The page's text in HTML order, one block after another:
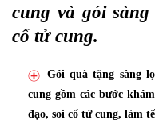
cung và gói
cổ tử cung.
Gói quà tặng sàng
cung gồm các bước
đạo, soi cổ tử cung, làm